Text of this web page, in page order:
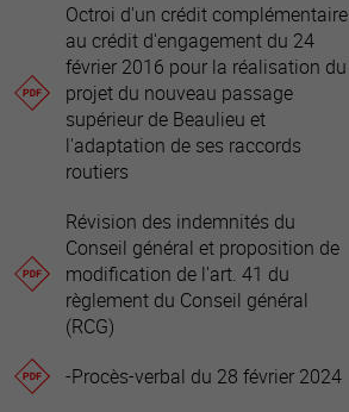
Octroi d'un crédit complémentaire
au crédit d'engagement du 24
février 2016 pour la réalisation du
projet du nouveau passage
supérieur de Beaulieu et
l'adaptation de ses raccords
routiers
Révision des indemnités du
Conseil général et proposition de
modification de l'art. 41 du
règlement du Conseil général
(RCG)
-Procès-verbal du 28 février 2024